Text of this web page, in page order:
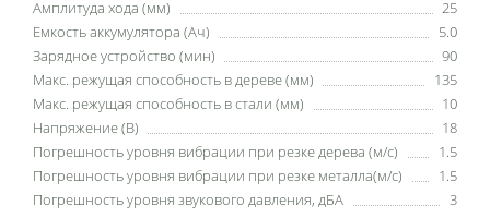
Амплитуда хода (мм)
25
Емкость аккумулятора (Ач)
5.0
Зарядное устройство (мин)
90
Макс. режущая способность в дереве (мм)
135
Макс. режущая способность в стали (мм)
10
Напряжение (В)
18
Погрешность уровня вибрации при резке дерева (м/с)
1.5
Погрешность уровня вибрации при резке металла(м/с)
1.5
Погрешность уровня звукового давления, дБА
3